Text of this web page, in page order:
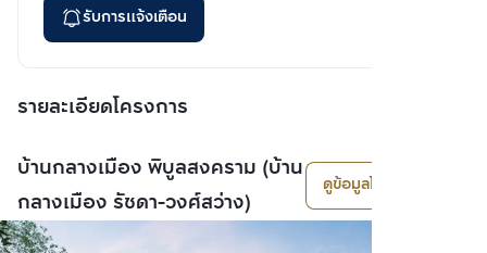
รับการแจ้งเตือน
รายละเอียดโครงการ
บ้านกลางเมือง พิบูลสงคราม (บ้าน
กลางเมือง รัชดา-วงศ์สว่าง)
ดูข้อมูลโครงการ